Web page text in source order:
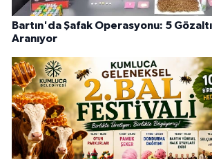
Bartın'da Şafak Operasyonu: 5
Aranıyor